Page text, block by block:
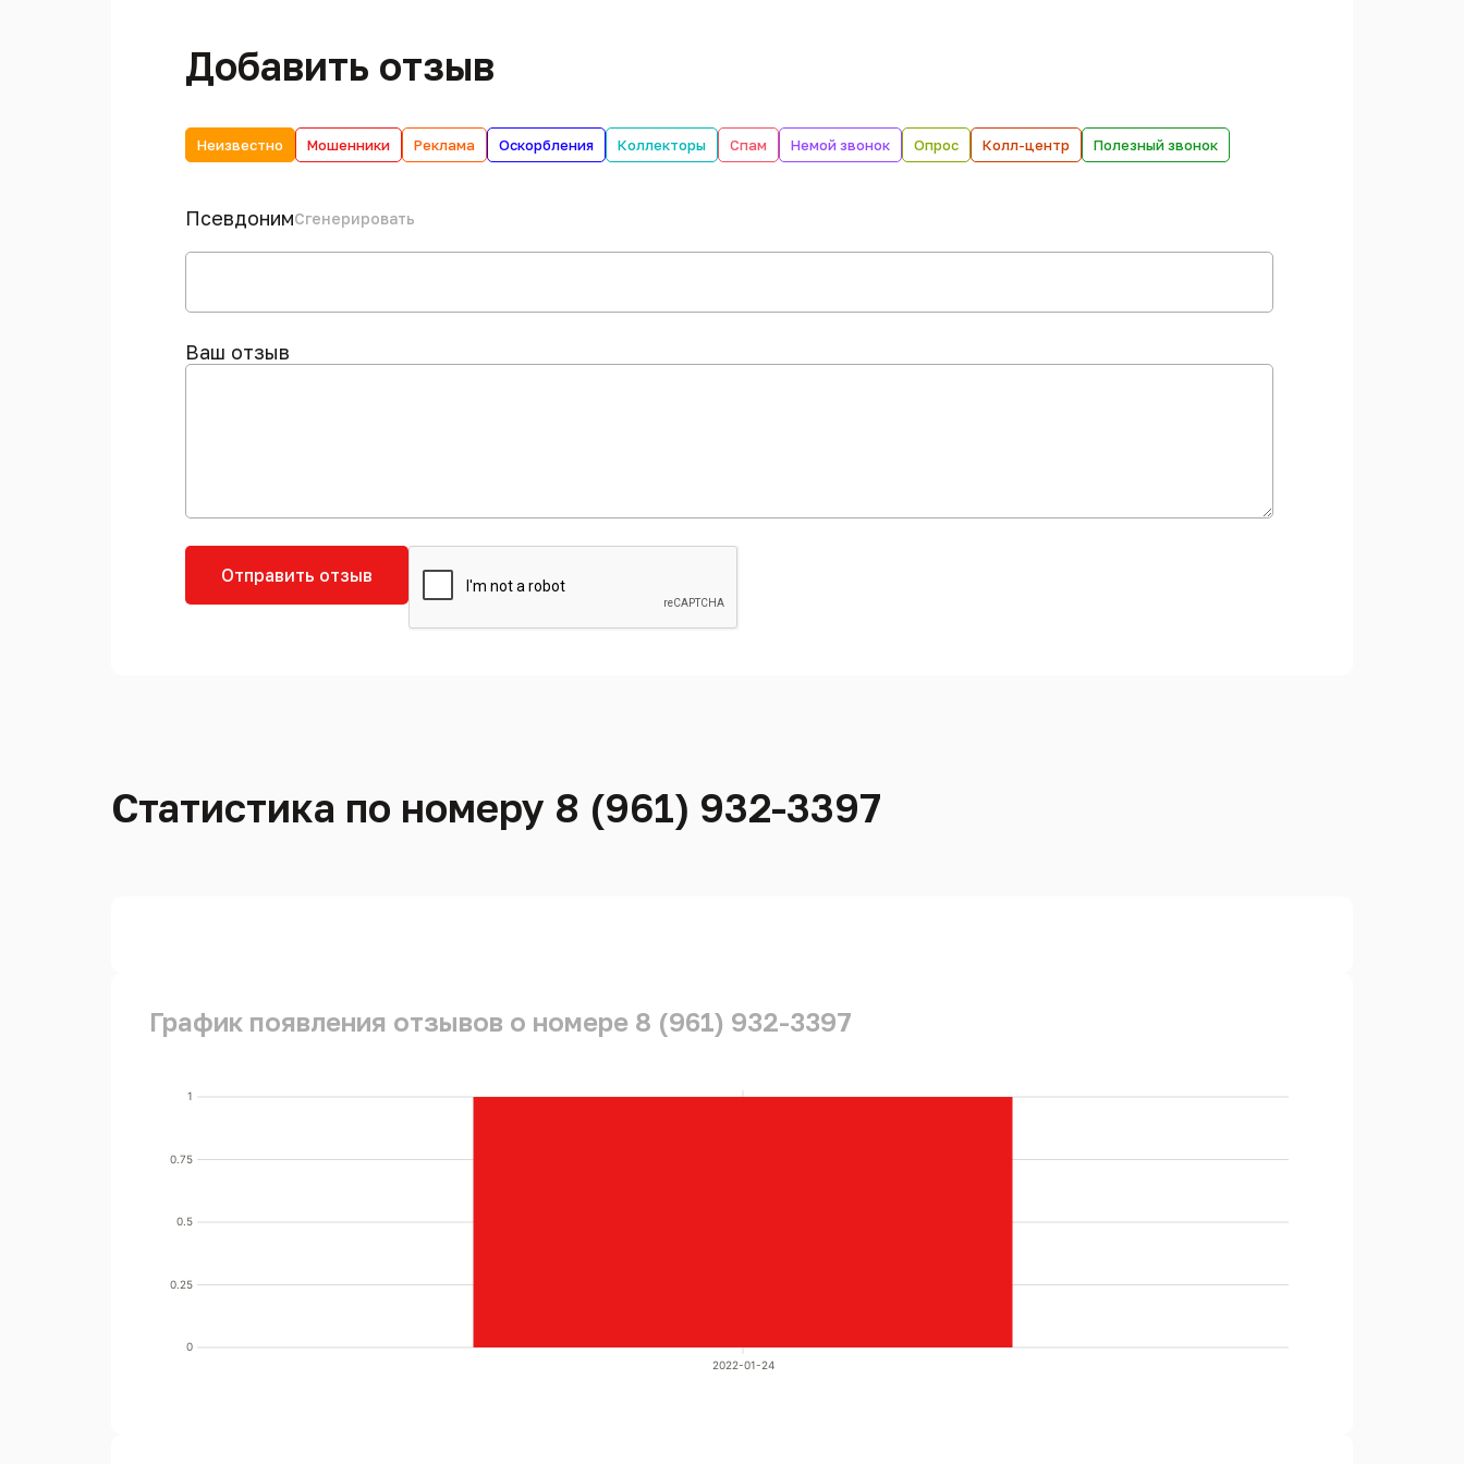
Добавить отзыв
Неизвестно Мошенники Реклама Оскорбления Коллекторы Спам Немой звонок Опрос Колл-центр Полезный звонок
ПсевдонимСгенерировать
Ваш отзыв
Отправить отзыв
Статистика по номеру 8 (961) 932-3397
График появления отзывов о номере 8 (961) 932-3397
0
0.25
0.5
0.75
1
2022-01-24